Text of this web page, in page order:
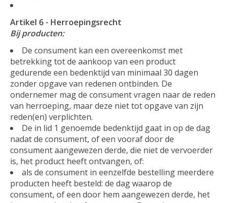
Artikel 6 - Herroepingsrecht
Bij producten:
De consument kan een overeenkomst met
betrekking tot de aankoop van een product
gedurende een bedenktijd van minimaal 30 dagen
zonder opgave van redenen ontbinden. De
ondernemer mag de consument vragen naar de reden
van herroeping, maar deze niet tot opgave van zijn
reden(en) verplichten.
De in lid 1 genoemde bedenktijd gaat in op de dag
nadat de consument, of een vooraf door de
consument aangewezen derde, die niet de vervoerder
is, het product heeft ontvangen, of:
als de consument in eenzelfde bestelling meerdere
producten heeft besteld: de dag waarop de
consument, of een door hem aangewezen derde, het